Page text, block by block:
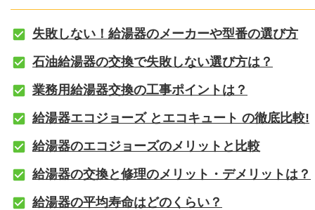
失敗しない！給湯器のメーカーや型番の選び方
石油給湯器の交換で失敗しない選び方は？
業務用給湯器交換の工事ポイントは？
給湯器エコジョーズ とエコキュート の徹底比較!
給湯器のエコジョーズのメリットと比較
給湯器の交換と修理のメリット・デメリットは？
給湯器の平均寿命はどのくらい？